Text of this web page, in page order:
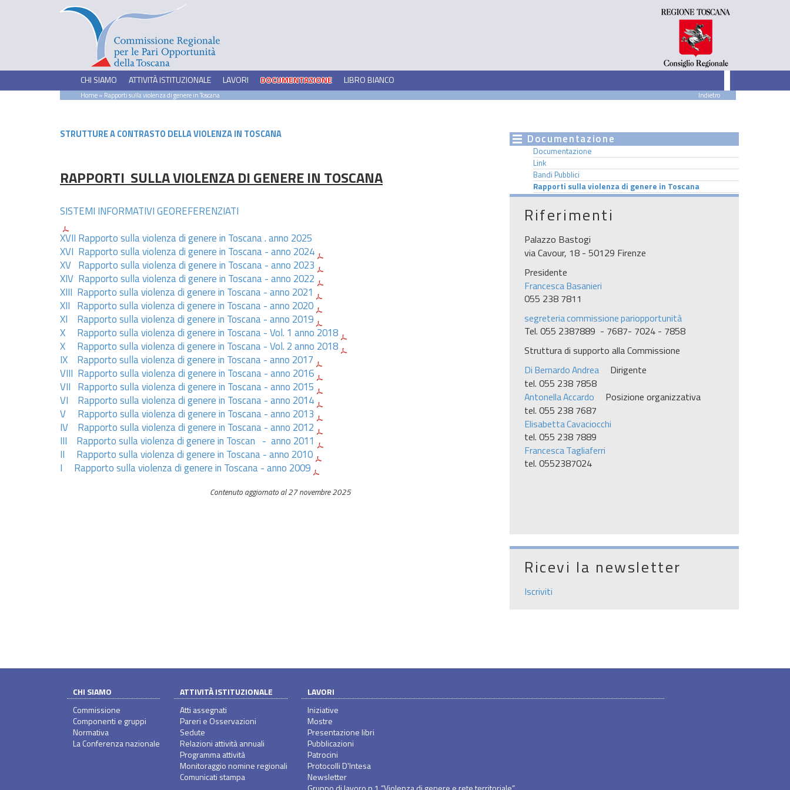
CHI SIAMO ATTIVITÀ ISTITUZIONALE LAVORI DOCUMENTAZIONE LIBRO BIANCO
Home» Rapporti sulla violenza di genere in Toscana Indietro
STRUTTURE A CONTRASTO DELLA VIOLENZA IN TOSCANA
RAPPORTI SULLA VIOLENZA DI GENERE IN TOSCANA
SISTEMI INFORMATIVI GEOREFERENZIATI
XVII Rapporto sulla violenza di genere in Toscana . anno 2025
XVI Rapporto sulla violenza di genere in Toscana - anno 2024
XV Rapporto sulla violenza di genere in Toscana - anno 2023
XIV Rapporto sulla violenza di genere in Toscana - anno 2022
XIII Rapporto sulla violenza di genere in Toscana - anno 2021
XII Rapporto sulla violenza di genere in Toscana - anno 2020
XI Rapporto sulla violenza di genere in Toscana - anno 2019
X Rapporto sulla violenza di genere in Toscana - Vol. 1 anno 2018
X Rapporto sulla violenza di genere in Toscana - Vol. 2 anno 2018
IX Rapporto sulla violenza di genere in Toscana - anno 2017
VIII Rapporto sulla violenza di genere in Toscana - anno 2016
VII Rapporto sulla violenza di genere in Toscana - anno 2015
VI Rapporto sulla violenza di genere in Toscana - anno 2014
V Rapporto sulla violenza di genere in Toscana - anno 2013
IV Rapporto sulla violenza di genere in Toscana - anno 2012
III Rapporto sulla violenza di genere in Toscan - anno 2011
II Rapporto sulla violenza di genere in Toscana - anno 2010
I Rapporto sulla violenza di genere in Toscana - anno 2009
Contenuto aggiornato al 27 novembre 2025
Documentazione
Documentazione
Link
Bandi Pubblici
Rapporti sulla violenza di genere in Toscana
Riferimenti
Palazzo Bastogi
via Cavour, 18 - 50129 Firenze
Presidente
Francesca Basanieri
055 238 7811
segreteria commissione pariopportunità
Tel. 055 2387889 - 7687- 7024 - 7858
Struttura di supporto alla Commissione
Di Bernardo Andrea
Dirigente
tel. 055 238 7858
Antonella Accardo
Posizione organizzativa
tel. 055 238 7687
Elisabetta Cavaciocchi
tel. 055 238 7889
Francesca Tagliaferri
tel. 0552387024
Ricevi la newsletter
Iscriviti
CHI SIAMO
Commissione
Componenti e gruppi
Normativa
La Conferenza nazionale
ATTIVITÀ ISTITUZIONALE
Atti assegnati
Pareri e Osservazioni
Sedute
Relazioni attività annuali
Programma attività
Monitoraggio nomine regionali
Comunicati stampa
LAVORI
Iniziative
Mostre
Presentazione libri
Pubblicazioni
Patrocini
Protocolli D'Intesa
Newsletter